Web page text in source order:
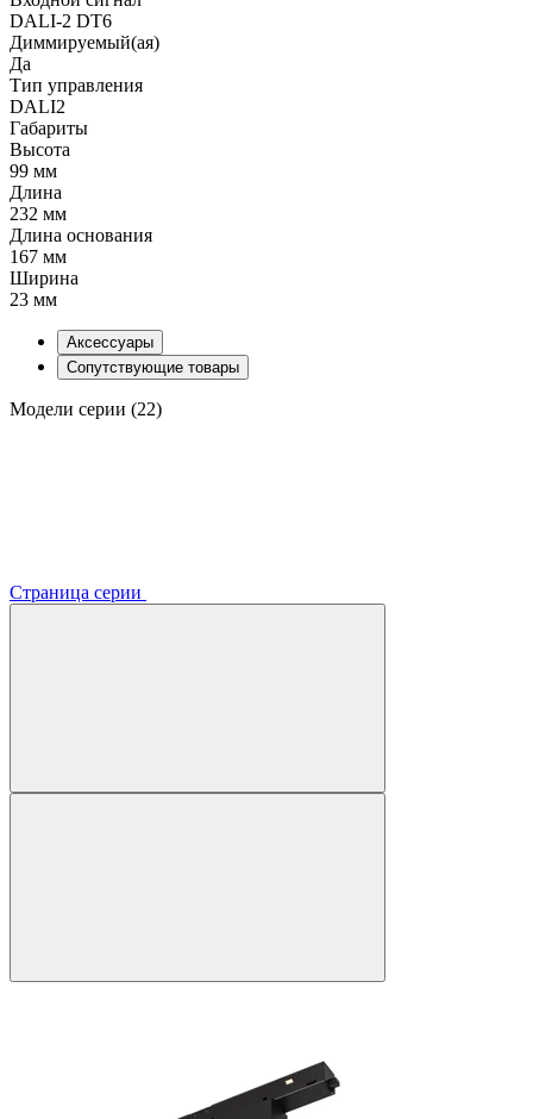
DALI-2 DT6
Диммируемый(ая)
Да
Тип управления
DALI2
Габариты
Высота
99 мм
Длина
232 мм
Длина основания
167 мм
Ширина
23 мм
Аксессуары
Сопутствующие товары
Модели серии (22)
Страница серии